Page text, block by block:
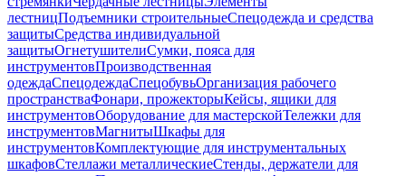
лестницПодъемники строительныеСпецодежда и средства
защитыСредства индивидуальной
защитыОгнетушителиСумки, пояса для
инструментовПроизводственная
одеждаСпецодеждаСпецобувьОрганизация рабочего
пространстваФонари, прожекторыКейсы, ящики для
инструментовОборудование для мастерскойТележки для
инструментовМагнитыШкафы для
инструментовКомплектующие для инструментальных
шкафовСтеллажи металлическиеСтенды, держатели для